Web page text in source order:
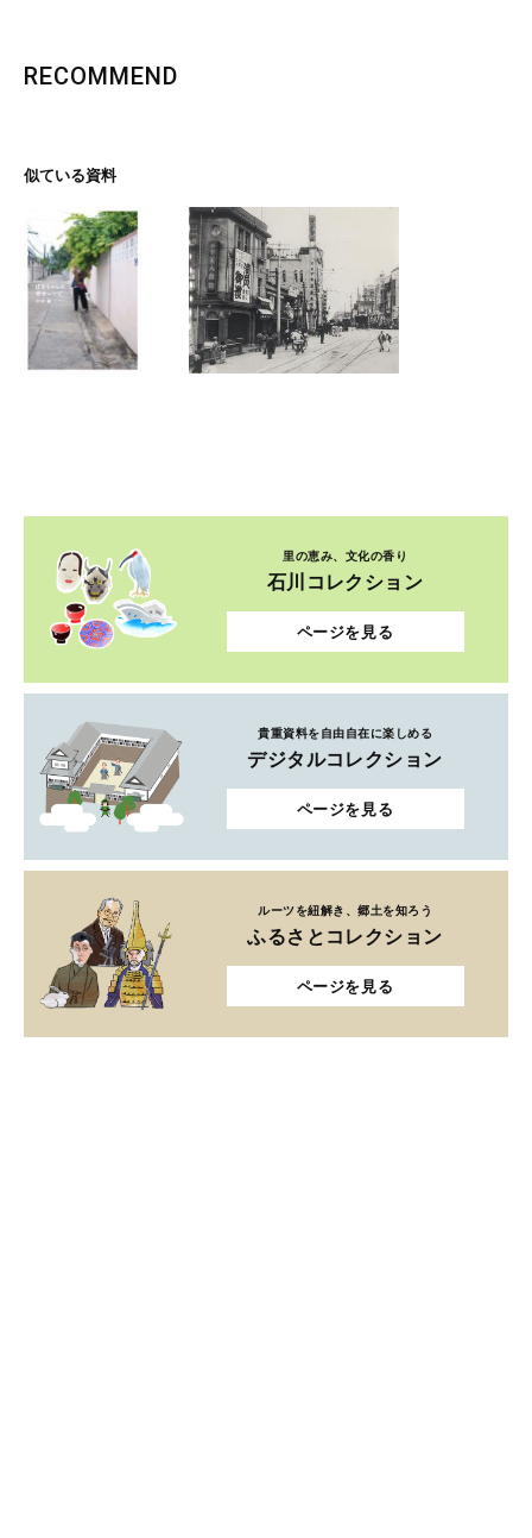
RECOMMEND
似ている資料
里の恵み、文化の香り
石川コレクション
ページを見る
貴重資料を自由自在に楽しめる
デジタルコレクション
ページを見る
ルーツを紐解き、郷土を知ろう
ふるさとコレクション
ページを見る